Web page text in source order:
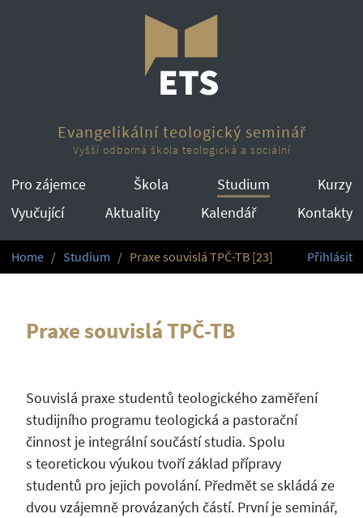
Evangelikální teologický seminář
Vyšší odborná škola teologická a sociální
Pro zájemce Škola Studium
Kurzy
Vyučující
Aktuality Kalendář Kontakty
Home Studium Praxe souvislá TPČ-TB [23] Přihlásit
Praxe souvislá TPČ-TB
Souvislá praxe studentů teologického zaměření
studijního programu teologická a pastorační
činnost je integrální součástí studia. Spolu
s teoretickou výukou tvoří základ přípravy
studentů pro jejich povolání. Předmět se skládá ze
dvou vzájemně provázaných částí. První je seminář,